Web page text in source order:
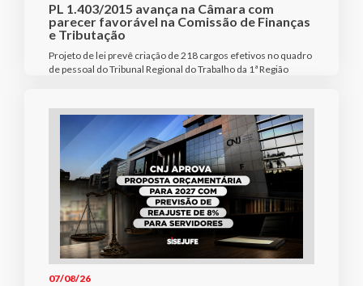
PL 1.403/2015 avança na Câmara com
parecer favorável na Comissão de Finanças
e Tributação
Projeto de lei prevê criação de 218 cargos efetivos no quadro
de pessoal do Tribunal Regional do Trabalho da 1ª Região
07/08/26